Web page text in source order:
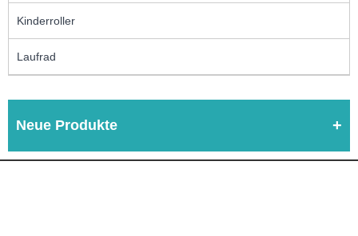
Kinderroller
Laufrad
Neue Produkte